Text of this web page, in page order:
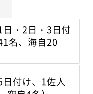
・2日・3日付
名、海自20
付け、1佐人